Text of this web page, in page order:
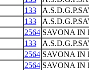
133
133
2564 SAVONA IN
133
2564 SAVONA IN
2564 SAVONA IN